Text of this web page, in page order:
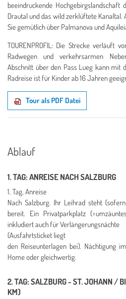
beeindruckende Hochgebirgslandschaft
Drautal und das wild zerklüftete
Sie gemütlich über Palmanova und
TOURENPROFIL: Die Strecke verläuft
Radwegen und verkehrsarmen
Abschnitt über den Pass Lueg kann mit
Radreise ist für Kinder ab 16 Jahren
Tour als PDF Datei
Ablauf
1. TAG: ANREISE NACH SALZBURG
1. Tag, Anreise
Nach Salzburg. Ihr Leihrad steht
bereit. Ein Privatparkplatz
inkludiert auch für Verlängerungsnächte
(Ausfahrtsticket liegt
den Reiseunterlagen bei). Nächtigung
Home oder gleichwertig.
2. TAG: SALZBURG - ST. JOHANN /
KM)